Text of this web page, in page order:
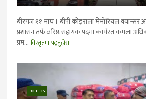
बीरगंज ११ माघ । बीपी कोइराला मेमोरियल क्यान्सर
प्रशासन तर्फ वरिष्ठ सहायक पदमा कार्यरत कमला
प्रम... विस्तृतमा पढ्नुहोस
politics